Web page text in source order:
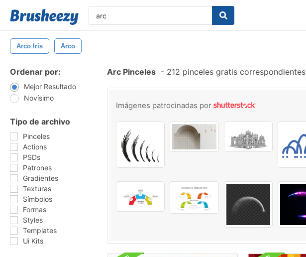
Arco Iris Arco
Ordenar por:
Mejor Resultado
Novísimo
Tipo de archivo
Pinceles
Actions
PSDs
Patrones
Gradientes
Texturas
Símbolos
Formas
Styles
Templates
Ui Kits
Arc Pinceles - 212 pinceles gratis correspondientes
Imágenes patrocinadas por